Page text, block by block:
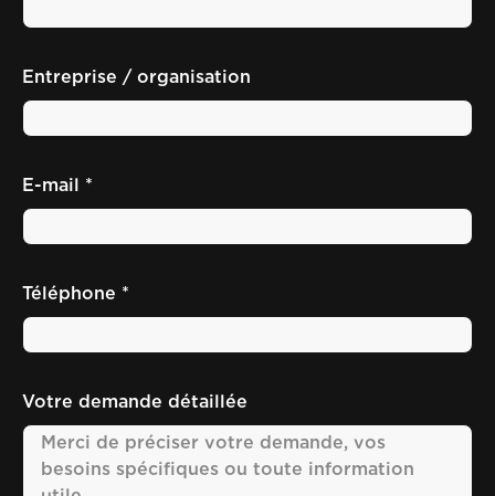
Entreprise / organisation
E-mail *
Téléphone *
Votre demande détaillée